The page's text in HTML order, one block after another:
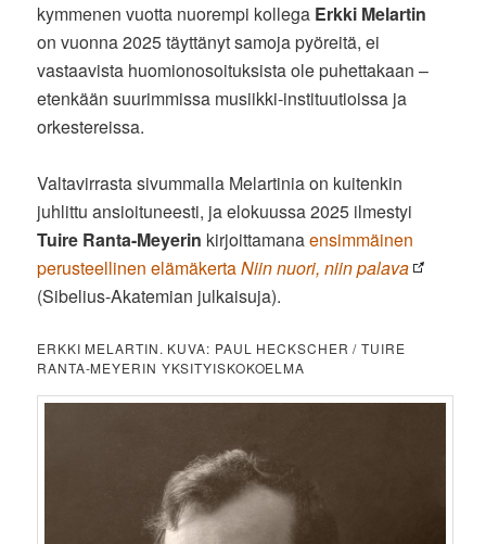
kymmenen vuotta nuorempi kollega Erkki Melartin
on vuonna 2025 täyttänyt samoja pyöreitä, ei
vastaavista huomionosoituksista ole puhettakaan –
etenkään suurimmissa musiikki-instituutioissa ja
orkestereissa.
Valtavirrasta sivummalla Melartinia on kuitenkin
juhlittu ansioituneesti, ja elokuussa 2025 ilmestyi
Tuire Ranta-Meyerin kirjoittamanaensimmäinen
perusteellinen elämäkertaNiin nuori, niin palava
(Sibelius-Akatemian julkaisuja).
ERKKI MELARTIN. KUVA: PAUL HECKSCHER / TUIRE
RANTA-MEYERIN YKSITYISKOKOELMA